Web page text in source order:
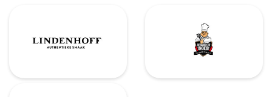
De Barbecue Boer